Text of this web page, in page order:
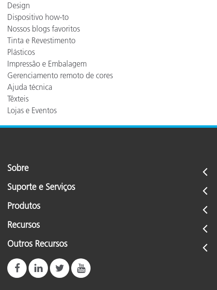
Design
Dispositivo how-to
Nossos blogs favoritos
Tinta e Revestimento
Plásticos
Impressão e Embalagem
Gerenciamento remoto de cores
Ajuda técnica
Têxteis
Lojas e Eventos
Sobre
Suporte e Serviços
Produtos
Recursos
Outros Recursos